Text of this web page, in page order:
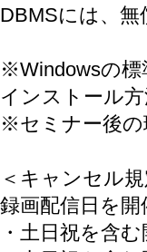
DBMSには、
※Windowsの標
インストール
※セミナー後の
＜キャンセル規
録画配信日を
・土日祝を含